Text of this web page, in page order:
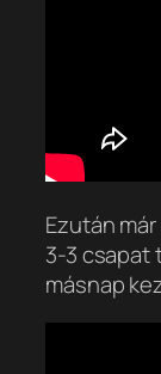
Ezután
3-3
másnap